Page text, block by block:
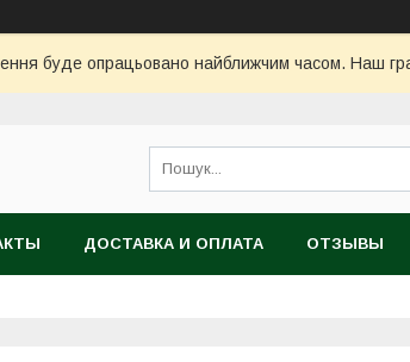
буде опрацьовано найближчим часом. Наш
ДОСТАВКА И ОПЛАТА ОТЗЫВЫ